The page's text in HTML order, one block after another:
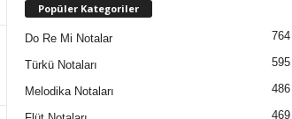
Popüler Kategoriler
Do Re Mi Notalar 764
Türkü Notaları 595
Melodika Notaları 486
469